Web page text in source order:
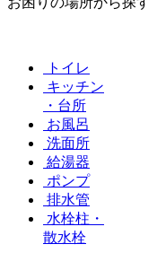
トイレ
キッチン
・台所
お風呂
洗面所
給湯器
ポンプ
排水管
水栓柱・
散水栓